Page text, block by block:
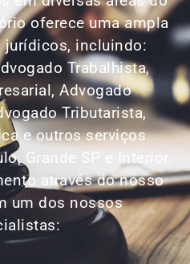
oferece uma ampla
jurídicos, incluindo:
Trabalhista,
Advogado
Tributarista,
e outros serviços
Grande SP e Interior.
através do nosso
um dos nossos